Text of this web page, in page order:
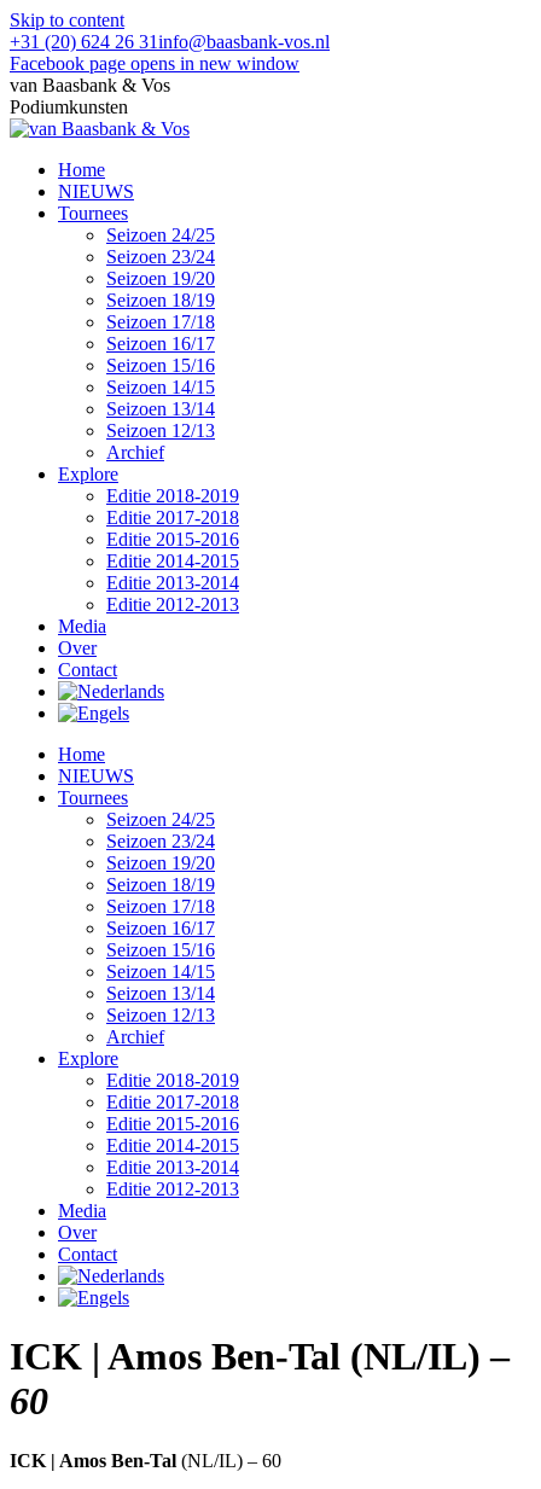
Skip to content
+31 (20) 624 26 31info@baasbank-vos.nl
Facebook page opens in new window
van Baasbank & Vos
Podiumkunsten
Home
NIEUWS
Tournees
Seizoen 24/25
Seizoen 23/24
Seizoen 19/20
Seizoen 18/19
Seizoen 17/18
Seizoen 16/17
Seizoen 15/16
Seizoen 14/15
Seizoen 13/14
Seizoen 12/13
Archief
Explore
Editie 2018-2019
Editie 2017-2018
Editie 2015-2016
Editie 2014-2015
Editie 2013-2014
Editie 2012-2013
Media
Over
Contact
Home
NIEUWS
Tournees
Seizoen 24/25
Seizoen 23/24
Seizoen 19/20
Seizoen 18/19
Seizoen 17/18
Seizoen 16/17
Seizoen 15/16
Seizoen 14/15
Seizoen 13/14
Seizoen 12/13
Archief
Explore
Editie 2018-2019
Editie 2017-2018
Editie 2015-2016
Editie 2014-2015
Editie 2013-2014
Editie 2012-2013
Media
Over
Contact
ICK | Amos Ben-Tal (NL/IL) –
60
ICK | Amos Ben-Tal (NL/IL) – 60